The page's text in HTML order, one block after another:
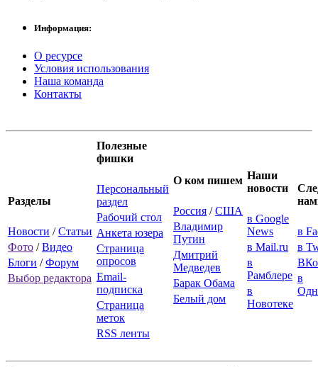
Информация:
О ресурсе
Условия использования
Наша команда
Контакты
Разделы
Новости /Статьи
Фото /Видео
Блоги /Форум
Выбор редактора
Полезные
фишки
Персональный
раздел
Рабочий стол
Анкета юзера
Страница
опросов
Email-
подписка
Страница
меток
RSS ленты
О ком пишем
Россия /США
Владимир
Путин
Дмитрий
Медведев
Барак Обама
Белый дом
Наши
новости
в Google
News
в Mail.ru
в
Рамблере
в
Новотеке
в
в
в